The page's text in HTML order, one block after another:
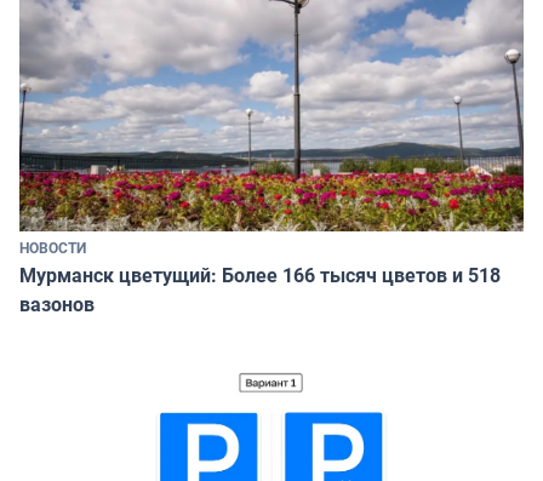
НОВОСТИ
Мурманск цветущий: Более 166 тысяч цветов и 518
вазонов